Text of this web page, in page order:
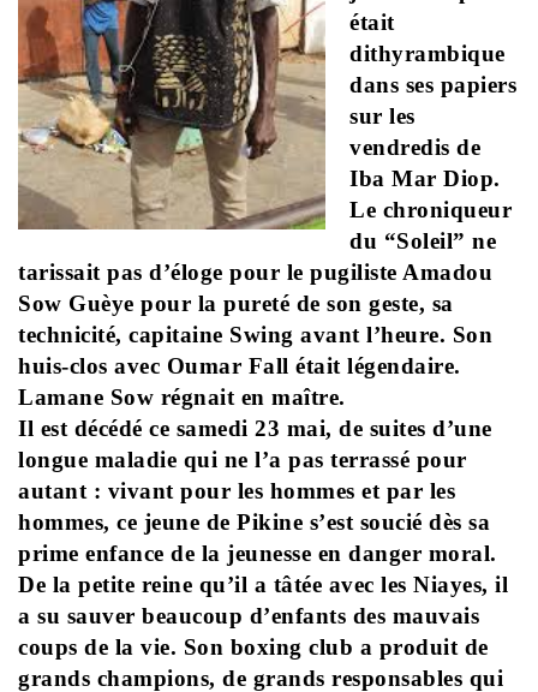
était
dithyrambique
dans ses papiers
sur les
vendredis de
Iba Mar Diop.
Le chroniqueur
du “Soleil” ne
tarissait pas d’éloge pour le pugiliste Amadou
Sow Guèye pour la pureté de son geste, sa
technicité, capitaine Swing avant l’heure. Son
huis-clos avec Oumar Fall était légendaire.
Lamane Sow régnait en maître.
Il est décédé ce samedi 23 mai, de suites d’une
longue maladie qui ne l’a pas terrassé pour
autant : vivant pour les hommes et par les
hommes, ce jeune de Pikine s’est soucié dès sa
prime enfance de la jeunesse en danger moral.
De la petite reine qu’il a tâtée avec les Niayes, il
a su sauver beaucoup d’enfants des mauvais
coups de la vie. Son boxing club a produit de
grands champions, de grands responsables qui